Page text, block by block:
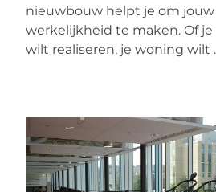
nieuwbouw helpt je om
werkelijkheid te maken. Of
wilt realiseren, je woning wilt